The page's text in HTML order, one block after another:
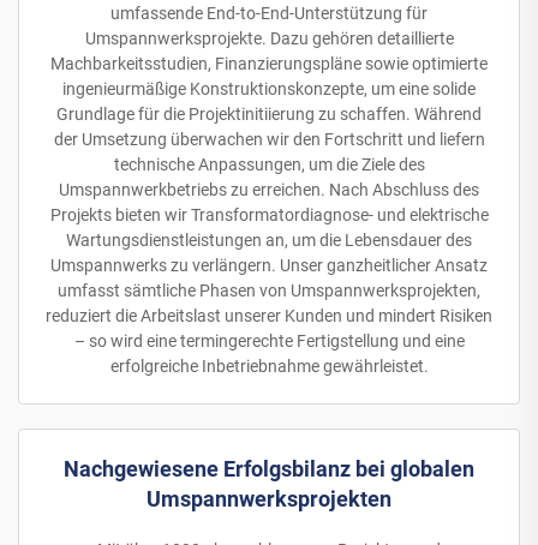
umfassende End-to-End-Unterstützung für
Umspannwerksprojekte. Dazu gehören detaillierte
Machbarkeitsstudien, Finanzierungspläne sowie optimierte
ingenieurmäßige Konstruktionskonzepte, um eine solide
Grundlage für die Projektinitiierung zu schaffen. Während
der Umsetzung überwachen wir den Fortschritt und liefern
technische Anpassungen, um die Ziele des
Umspannwerkbetriebs zu erreichen. Nach Abschluss des
Projekts bieten wir Transformatordiagnose- und elektrische
Wartungsdienstleistungen an, um die Lebensdauer des
Umspannwerks zu verlängern. Unser ganzheitlicher Ansatz
umfasst sämtliche Phasen von Umspannwerksprojekten,
reduziert die Arbeitslast unserer Kunden und mindert Risiken
– so wird eine termingerechte Fertigstellung und eine
erfolgreiche Inbetriebnahme gewährleistet.
Nachgewiesene Erfolgsbilanz bei globalen
Umspannwerksprojekten